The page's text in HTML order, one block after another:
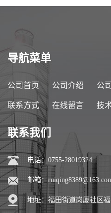
导航菜单
公司首页 公司介绍 公
联系方式 在线留言 技
联系我们
电话：0755-28019324
邮箱：
地址：福田街道岗厦社区